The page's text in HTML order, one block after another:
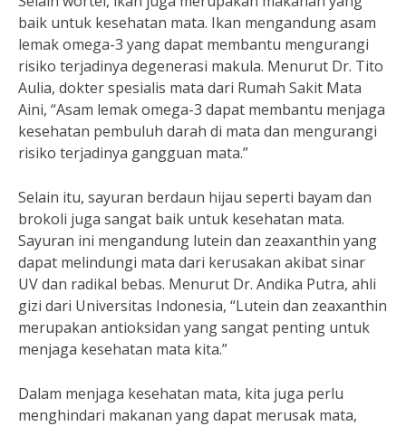
baik untuk kesehatan mata. Ikan mengandung asam
lemak omega-3 yang dapat membantu mengurangi
risiko terjadinya degenerasi makula. Menurut Dr. Tito
Aulia, dokter spesialis mata dari Rumah Sakit Mata
Aini, “Asam lemak omega-3 dapat membantu menjaga
kesehatan pembuluh darah di mata dan mengurangi
risiko terjadinya gangguan mata.”
Selain itu, sayuran berdaun hijau seperti bayam dan
brokoli juga sangat baik untuk kesehatan mata.
Sayuran ini mengandung lutein dan zeaxanthin yang
dapat melindungi mata dari kerusakan akibat sinar
UV dan radikal bebas. Menurut Dr. Andika Putra, ahli
gizi dari Universitas Indonesia, “Lutein dan zeaxanthin
merupakan antioksidan yang sangat penting untuk
menjaga kesehatan mata kita.”
Dalam menjaga kesehatan mata, kita juga perlu
menghindari makanan yang dapat merusak mata,